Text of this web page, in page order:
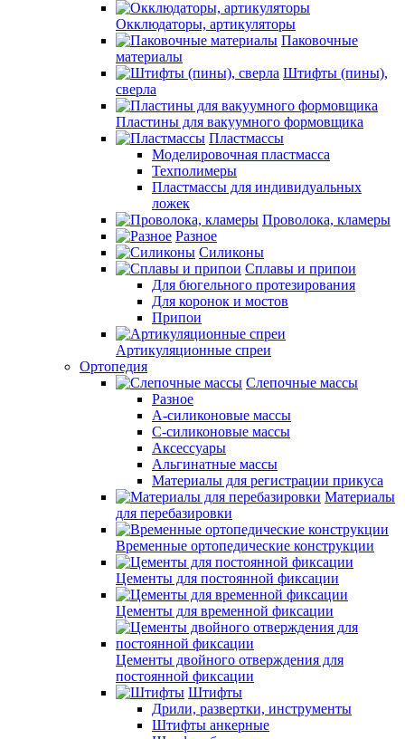
Окклюдаторы, артикуляторы
Паковочные
материалы
Штифты (пины),
сверла
Пластины для вакуумного формовщика
Пластмассы
Моделировочная пластмасса
Техполимеры
Пластмассы для индивидуальных
ложек
Проволока, кламеры
Разное
Силиконы
Сплавы и припои
Для бюгельного протезирования
Для коронок и мостов
Припои
Артикуляционные спреи
Ортопедия
Слепочные массы
Разное
А-силиконовые массы
С-силиконовые массы
Аксессуары
Альгинатные массы
Материалы для регистрации прикуса
Материалы
для перебазировки
Временные ортопедические конструкции
Цементы для постоянной фиксации
Цементы для временной фиксации
Цементы двойного отверждения для
постоянной фиксации
Штифты
Дрили, развертки, инструменты
Штифты анкерные